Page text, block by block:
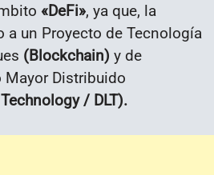
«DeFi», ya que, la
a un Proyecto de Tecnología
(Blockchain) y de
Distribuido
/ DLT).